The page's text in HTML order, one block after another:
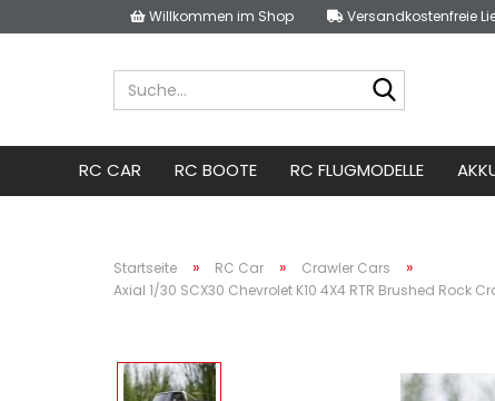
Willkommen im Shop Versandkostenfreie
RC CAR RC BOOTE RC FLUGMODELLE
Startseite » RC Car » Crawler Cars »
Axial 1/30 SCX30 Chevrolet K10 4X4 RTR Brushed Rock